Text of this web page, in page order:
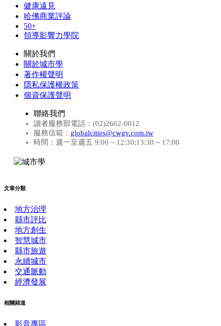
健康遠見
哈佛商業評論
50+
領導影響力學院
關於我們
關於城市學
著作權聲明
隱私保護權政策
個資保護聲明
聯絡我們
讀者服務部電話：(02)2662-0012
服務信箱： globalcities@cwgv.com.tw
時間：週一至週五 9:00 ~ 12:30;13:30 ~ 17:00
文章分類
地方治理
縣市評比
地方創生
智慧城市
縣市旅遊
永續城市
交通脈動
經濟發展
相關頻道
影音專區